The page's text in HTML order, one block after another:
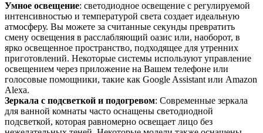
Умное освещение: светодиодное освещение с регулируемой
интенсивностью и температурой света создает идеальную
атмосферу. Вы можете за считанные секунды превратить
смену освещения в расслабляющий оазис или, наоборот, в
ярко освещенное пространство, подходящее для утренних
приготовлений. Некоторые системы используют управление
освещением через приложение на Вашем телефоне или
голосовые помощники, такие как Google Assistant или Amazon
Alexa.
Зеркала с подсветкой и подогревом: Современные зеркала
для ванной комнаты часто оснащены светодиодной
подсветкой, которая равномерно освещает лицо без